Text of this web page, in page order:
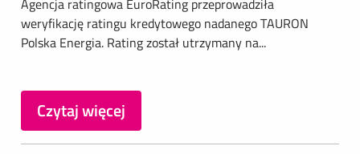
Agencja ratingowa EuroRating przeprowadziła
weryfikację ratingu kredytowego nadanego TAURON
Polska Energia. Rating został utrzymany na...
Czytaj więcej